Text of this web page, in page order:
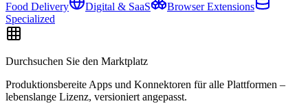
Food Delivery
Digital & SaaS
Browser Extensions
Specialized
Durchsuchen Sie den Marktplatz
Produktionsbereite Apps und Konnektoren für alle Plattformen –
lebenslange Lizenz, versioniert angepasst.